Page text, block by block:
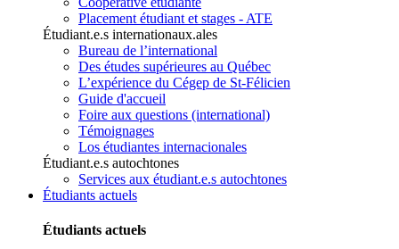
Placement étudiant et stages - ATE
Étudiant.e.s internationaux.ales
Bureau de l’international
Des études supérieures au Québec
L’expérience du Cégep de St-Félicien
Guide d'accueil
Foire aux questions (international)
Témoignages
Los étudiantes internacionales
Étudiant.e.s autochtones
Services aux étudiant.e.s autochtones
Étudiants actuels
Étudiants actuels